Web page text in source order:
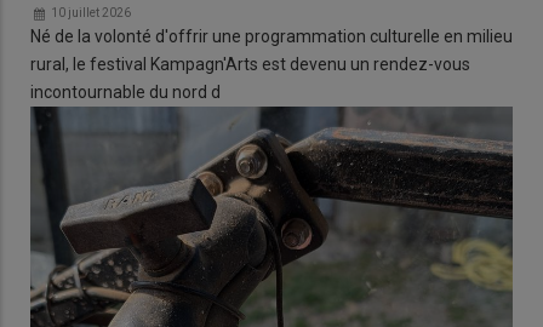
10 juillet 2026
Né de la volonté d'offrir une programmation culturelle en milieu
rural, le festival Kampagn'Arts est devenu un rendez-vous
incontournable du nord d